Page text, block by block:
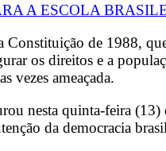
A ESCOLA
de 1988,
os direitos e a
vezes ameaçada.
nesta quinta-feira (13)
da democracia